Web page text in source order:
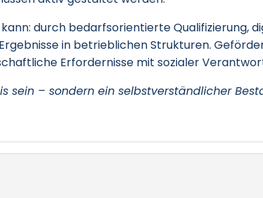
durch bedarfsorientierte Qualifizierung,
in betrieblichen Strukturen.
Erfordernisse mit sozialer
sein – sondern ein selbstverständlicher